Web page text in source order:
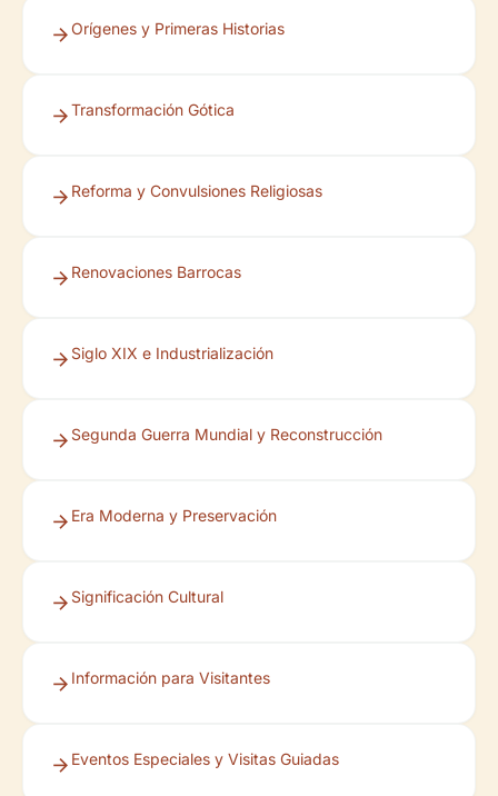
Orígenes y Primeras Historias
Transformación Gótica
Reforma y Convulsiones Religiosas
Renovaciones Barrocas
Siglo XIX e Industrialización
Segunda Guerra Mundial y Reconstrucción
Era Moderna y Preservación
Significación Cultural
Información para Visitantes
Eventos Especiales y Visitas Guiadas